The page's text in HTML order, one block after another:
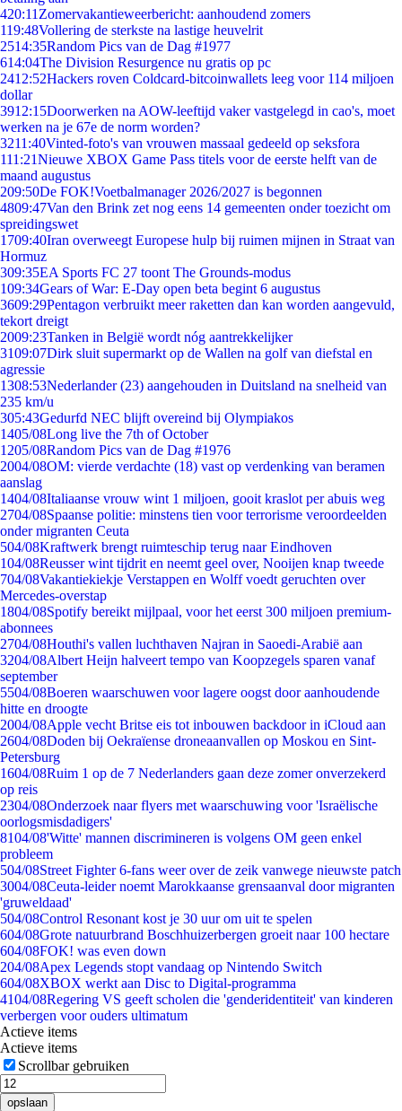
420:11 Zomervakantieweerbericht: aanhoudend zomers
119:48Vollering de sterkste na lastige heuvelrit
2514:35Random Pics van de Dag #1977
614:04The Division Resurgence nu gratis op pc
2412:52Hackers roven Coldcard-bitcoinwallets leeg voor 114 miljoen
dollar
3912:15Doorwerken na AOW-leeftijd vaker vastgelegd in cao's, moet
werken na je 67e de norm worden?
3211:40Vinted-foto's van vrouwen massaal gedeeld op seksfora
111:21Nieuwe XBOX Game Pass titels voor de eerste helft van de
maand augustus
209:50De FOK!Voetbalmanager 2026/2027 is begonnen
4809:47Van den Brink zet nog eens 14 gemeenten onder toezicht om
spreidingswet
1709:40Iran overweegt Europese hulp bij ruimen mijnen in Straat van
Hormuz
309:35EA Sports FC 27 toont The Grounds-modus
109:34Gears of War: E-Day open beta begint 6 augustus
3609:29Pentagon verbruikt meer raketten dan kan worden aangevuld,
tekort dreigt
2009:23Tanken in België wordt nóg aantrekkelijker
3109:07Dirk sluit supermarkt op de Wallen na golf van diefstal en
agressie
1308:53Nederlander (23) aangehouden in Duitsland na snelheid van
235 km/u
305:43Gedurfd NEC blijft overeind bij Olympiakos
1405/08Long live the 7th of October
1205/08Random Pics van de Dag #1976
2004/08OM: vierde verdachte (18) vast op verdenking van beramen
aanslag
1404/08Italiaanse vrouw wint 1 miljoen, gooit kraslot per abuis weg
2704/08Spaanse politie: minstens tien voor terrorisme veroordeelden
onder migranten Ceuta
504/08Kraftwerk brengt ruimteschip terug naar Eindhoven
104/08Reusser wint tijdrit en neemt geel over, Nooijen knap tweede
704/08Vakantiekiekje Verstappen en Wolff voedt geruchten over
Mercedes-overstap
1804/08Spotify bereikt mijlpaal, voor het eerst 300 miljoen premium-
abonnees
2704/08Houthi's vallen luchthaven Najran in Saoedi-Arabië aan
3204/08Albert Heijn halveert tempo van Koopzegels sparen vanaf
september
5504/08Boeren waarschuwen voor lagere oogst door aanhoudende
hitte en droogte
2004/08Apple vecht Britse eis tot inbouwen backdoor in iCloud aan
2604/08Doden bij Oekraïense droneaanvallen op Moskou en Sint-
Petersburg
1604/08Ruim 1 op de 7 Nederlanders gaan deze zomer onverzekerd
op reis
2304/08Onderzoek naar flyers met waarschuwing voor 'Israëlische
oorlogsmisdadigers'
8104/08'Witte' mannen discrimineren is volgens OM geen enkel
probleem
504/08Street Fighter 6-fans weer over de zeik vanwege nieuwste patch
3004/08Ceuta-leider noemt Marokkaanse grensaanval door migranten
'gruweldaad'
504/08Control Resonant kost je 30 uur om uit te spelen
604/08Grote natuurbrand Boschhuizerbergen groeit naar 100 hectare
604/08FOK! was even down
204/08Apex Legends stopt vandaag op Nintendo Switch
604/08XBOX werkt aan Disc to Digital-programma
4104/08Regering VS geeft scholen die 'genderidentiteit' van kinderen
verbergen voor ouders ultimatum
Actieve items
Actieve items
Scrollbar gebruiken
opslaan